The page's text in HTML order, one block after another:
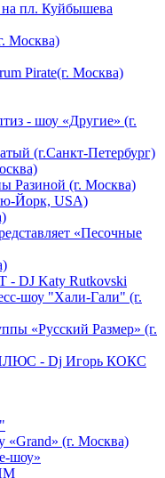
пл. Куйбышева
Москва)
Pirate(г. Москва)
- шоу «Другие» (г.
(г.Санкт-Петербург)
Разиной (г. Москва)
Йорк, USA)
«Песочные
- DJ Katy Rutkovski
шоу "Хали-Гали" (г.
«Русский Размер» (г.
- Dj Игорь КОКС
«Grand» (г. Москва)
шоу»